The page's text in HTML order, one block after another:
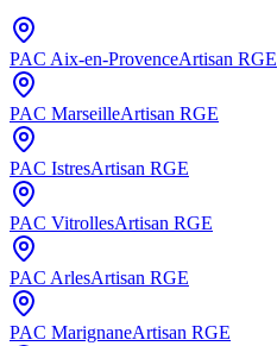
PAC Aix-en-ProvenceArtisan RGE
PAC MarseilleArtisan RGE
PAC IstresArtisan RGE
PAC VitrollesArtisan RGE
PAC ArlesArtisan RGE
PAC MarignaneArtisan RGE